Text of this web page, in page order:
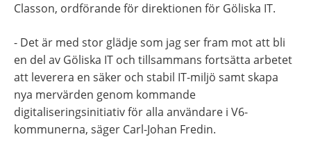
Classon, ordförande för direktionen för Göliska IT.
- Det är med stor glädje som jag ser fram mot att bli
en del av Göliska IT och tillsammans fortsätta arbetet
att leverera en säker och stabil IT-miljö samt skapa
nya mervärden genom kommande
digitaliseringsinitiativ för alla användare i V6-
kommunerna, säger Carl-Johan Fredin.